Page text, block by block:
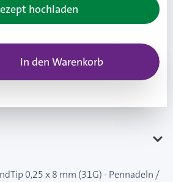
hochladen
In den Warenkorb
0,25 x 8 mm (31G) - Pennadeln /